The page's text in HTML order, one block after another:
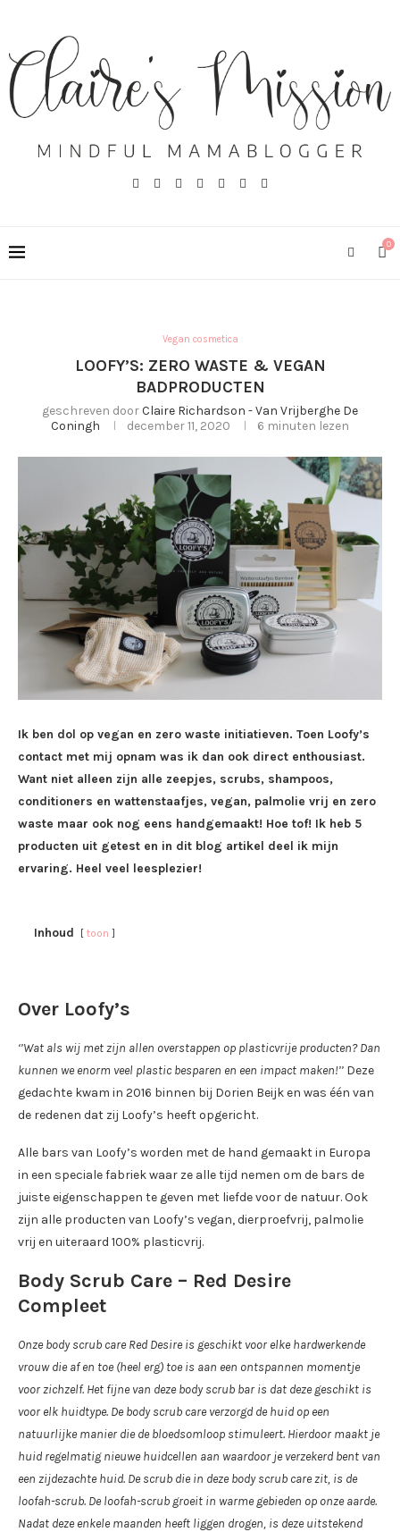
0
Vegan cosmetica
LOOFY’S: ZERO WASTE & VEGAN
BADPRODUCTEN
geschreven doorClaire Richardson - Van Vrijberghe De
Coningh
december 11, 2020 6 minuten lezen
Ik ben dol op vegan en zero waste initiatieven. Toen Loofy’s
contact met mij opnam was ik dan ook direct enthousiast.
Want niet alleen zijn alle zeepjes, scrubs, shampoos,
conditioners en wattenstaafjes, vegan, palmolie vrij en zero
waste maar ook nog eens handgemaakt! Hoe tof! Ik heb 5
producten uit getest en in dit blog artikel deel ik mijn
ervaring. Heel veel leesplezier!
Inhoud toon
Over Loofy’s
‘’Wat als wij met zijn allen overstappen op plasticvrije producten? Dan
kunnen we enorm veel plastic besparen en een impact maken!’’ Deze
gedachte kwam in 2016 binnen bij Dorien Beijk en was één van
de redenen dat zij Loofy’s heeft opgericht.
Alle bars van Loofy’s worden met de hand gemaakt in Europa
in een speciale fabriek waar ze alle tijd nemen om de bars de
juiste eigenschappen te geven met liefde voor de natuur. Ook
zijn alle producten van Loofy’s vegan, dierproefvrij, palmolie
vrij en uiteraard 100% plasticvrij.
Body Scrub Care – Red Desire
Compleet
Onze body scrub care Red Desire is geschikt voor elke hardwerkende
vrouw die af en toe (heel erg) toe is aan een ontspannen momentje
voor zichzelf. Het fijne van deze body scrub bar is dat deze geschikt is
voor elk huidtype. De body scrub care verzorgd de huid op een
natuurlijke manier die de bloedsomloop stimuleert. Hierdoor maakt je
huid regelmatig nieuwe huidcellen aan waardoor je verzekerd bent van
een zijdezachte huid. De scrub die in deze body scrub care zit, is de
loofah-scrub. De loofah-scrub groeit in warme gebieden op onze aarde.
Nadat deze enkele maanden heeft liggen drogen, is deze uitstekend